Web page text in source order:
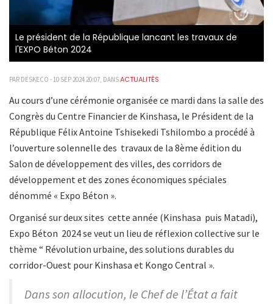
Le président de la République lancant les travaux de
l'EXPO Béton 2024
PAR DESKECO - 10 SEP 2024 20:07, DANSACTUALITÉS
Au cours d’une cérémonie organisée ce mardi dans la salle des
Congrès du Centre Financier de Kinshasa, le Président de la
République Félix Antoine Tshisekedi Tshilombo a procédé à
l’ouverture solennelle des travaux de la 8ème édition du
Salon de développement des villes, des corridors de
développement et des zones économiques spéciales
dénommé « Expo Béton ».
Organisé sur deux sites cette année (Kinshasa puis Matadi),
Expo Béton 2024 se veut un lieu de réflexion collective sur le
thème “ Révolution urbaine, des solutions durables du
corridor-Ouest pour Kinshasa et Kongo Central ».
Dans son allocution, le Chef de l’État a fait